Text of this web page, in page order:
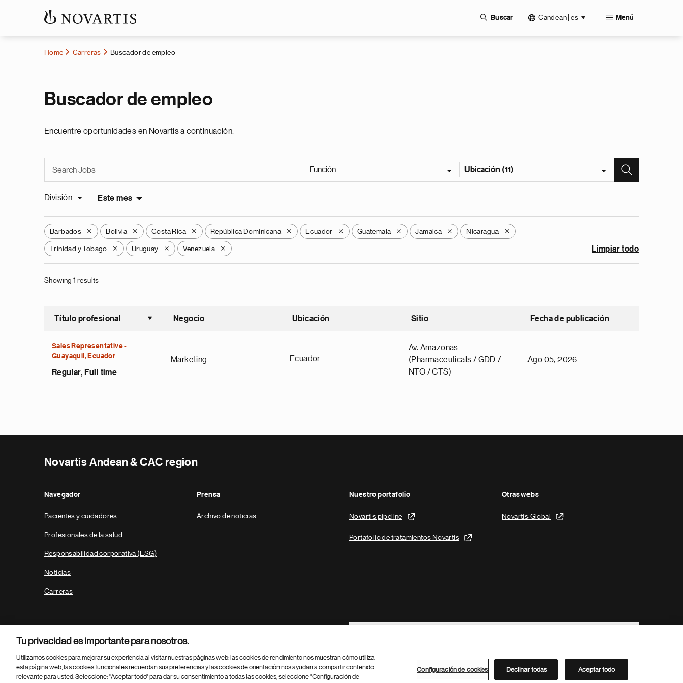
Buscar Candean | es Menú
Home Carreras Buscador de empleo
Buscador de empleo
Encuentre oportunidades en Novartis a continuación.
Función Ubicación (11)
División Este mes
Barbados X Bolivia X Costa Rica X República Dominicana X Ecuador X Guatemala X Jamaica X Nicaragua X
Trinidad y Tobago X Uruguay X Venezuela X Limpiar todo
Showing 1 results
Título profesional
Ordenar ascendente
Negocio Ubicación Sitio Fecha de publicación
Sales Representative -
Guayaquil, Ecuador
Regular, Full time
Marketing Ecuador
Av. Amazonas
(Pharmaceuticals / GDD /
NTO / CTS)
Ago 05, 2026
Novartis Andean & CAC region
Navegador
Pacientes y cuidadores
Profesionales de la salud
Responsabilidad corporativa (ESG)
Noticias
Carreras
Prensa
Archivo de noticias
Nuestro portafolio
Novartis pipeline
Portafolio de tratamientos Novartis
Otras webs
Novartis Global
Footer Site Search
Parte
© 2026 Novartis AG Directorio de Novartis
Tu privacidad es importante para nosotros.
Utilizamos cookies para mejorar su experiencia al visitar nuestras páginas web: las cookies de rendimiento nos muestran cómo utiliza
esta página web, las cookies funcionales recuerdan sus preferencias y las cookies de orientación nos ayudan a compartir contenido
relevante para usted. Seleccione: "Aceptar todo" para dar su consentimiento a todas las cookies, seleccione "Configuración de
Configuración de cookies Declinar todas Aceptar todo